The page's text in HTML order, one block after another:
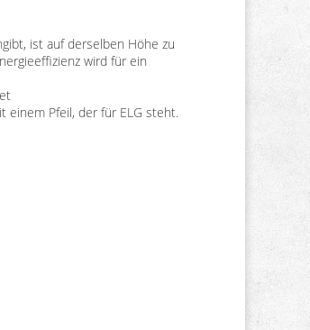
ist auf derselben Höhe zu
wird für ein
einem Pfeil, der für ELG steht.